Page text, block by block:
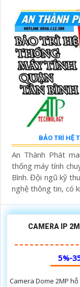
BẢO TRÌ HỆ
An Thành Phát
thống máy tính
Bình. Đội ngũ kỹ
nghệ thông tin, có
CAMERA IP
5%-
Camera Dome 2MP